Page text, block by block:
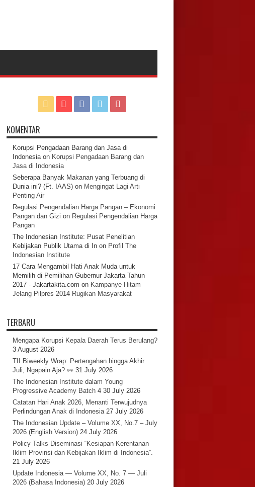
KOMENTAR
Korupsi Pengadaan Barang dan Jasa di
Indonesiaon Korupsi Pengadaan Barang dan
Jasa di Indonesia
Seberapa Banyak Makanan yang Terbuang di
Dunia ini? (Ft. IAAS)on Mengingat Lagi Arti
Penting Air
Regulasi Pengendalian Harga Pangan – Ekonomi
Pangan dan Gizi on Regulasi Pengendalian Harga
Pangan
The Indonesian Institute: Pusat Penelitian
Kebijakan Publik Utama di Inon Profil The
Indonesian Institute
17 Cara Mengambil Hati Anak Muda untuk
Memilih di Pemilihan Gubernur Jakarta Tahun
2017 - Jakartakita.com on Kampanye Hitam
Jelang Pilpres 2014 Rugikan Masyarakat
TERBARU
Mengapa Korupsi Kepala Daerah Terus Berulang?
3 August 2026
TII Biweekly Wrap: Pertengahan hingga Akhir
Juli, Ngapain Aja? 👀 31 July 2026
The Indonesian Institute dalam Young
Progressive Academy Batch 4 30 July 2026
Catatan Hari Anak 2026, Menanti Terwujudnya
Perlindungan Anak di Indonesia 27 July 2026
The Indonesian Update – Volume XX, No.7 – July
2026 (English Version) 24 July 2026
Policy Talks Diseminasi “Kesiapan-Kerentanan
Iklim Provinsi dan Kebijakan Iklim di Indonesia”.
21 July 2026
Update Indonesia — Volume XX, No. 7 — Juli
2026 (Bahasa Indonesia) 20 July 2026